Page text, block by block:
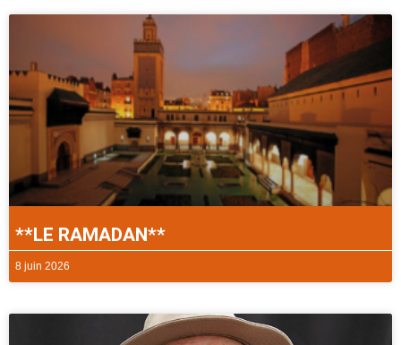
**LE RAMADAN**
8 juin 2026